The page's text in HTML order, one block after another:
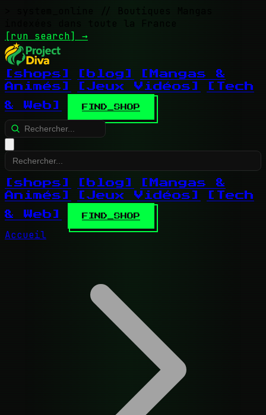
// Boutiques Mangas
indexées dans toute la France
[run search] →
[shops] [blog]
[Mangas &
Animés]
[Jeux Vidéos]
[Tech
& Web]
FIND_SHOP
[shops] [blog]
[Mangas &
Animés]
[Jeux Vidéos]
[Tech
& Web]
FIND_SHOP
Accueil